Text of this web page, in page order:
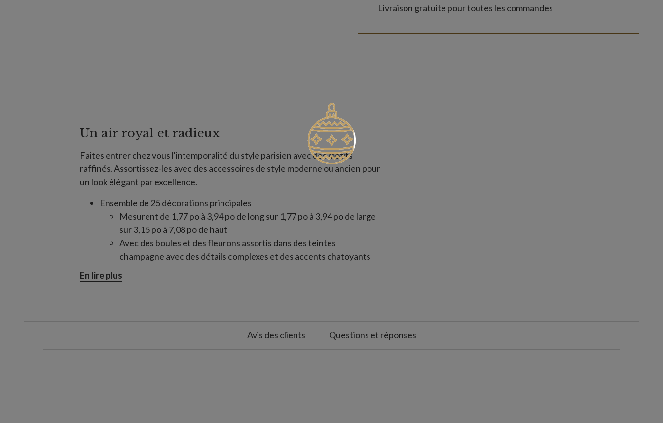
Livraison gratuite pour toutes les commandes
Un air royal et radieux
Faites entrer chez vous l'intemporalité du style parisien avec des motifs
raffinés. Assortissez-les avec des accessoires de style moderne ou ancien pour
un look élégant par excellence.
Ensemble de 25 décorations principales
Mesurent de 1,77 po à 3,94 po de long sur 1,77 po à 3,94 po de large
sur 3,15 po à 7,08 po de haut
Avec des boules et des fleurons assortis dans des teintes
champagne avec des détails complexes et des accents chatoyants
Fabriquées en verre soufflé à la main
Utilisation à l'intérieur seulement
En lire plus
Avis des clients Questions et réponses